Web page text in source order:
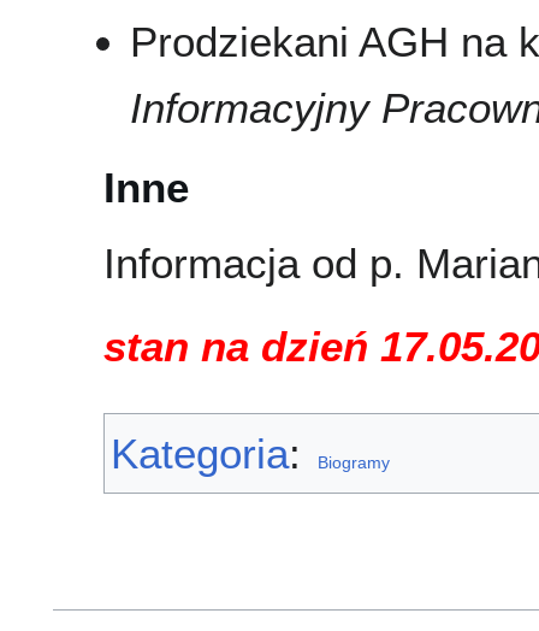
Prodziekani AGH na
Informacyjny
Inne
Informacja od p.
stan na dzień
Kategoria: Biogramy